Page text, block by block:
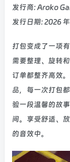
发行商: Aroko
发行日期: 2026
打包变成了一项
需要整理、旋转
订单都整齐高效
品，每一次打包
验一段温馨的故
间。享受舒适、
的音效中。